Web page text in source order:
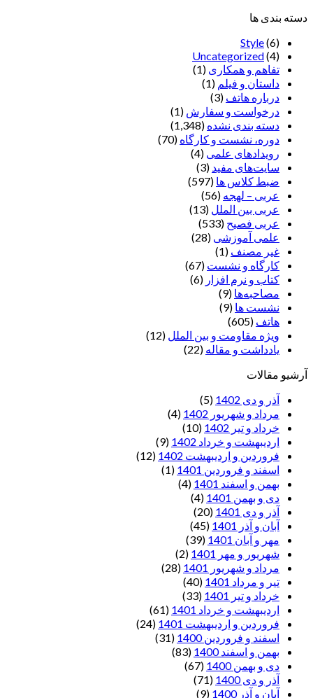
دسته بندی ها
Style(6)
Uncategorized(4)
تفاهم و همکاری (1)
داستان و فیلم (1)
درباره هاتف (3)
درخواست و سفارش (1)
دسته بندی نشده (1,348)
دوره، نشست و کارگاه (70)
رویدادهای علمی (4)
سایت‌های مفید (3)
ضبط کلاس ها (597)
عربی – لهجه (56)
عربی بین الملل (13)
عربی فصیح (533)
علمی آموزشی (28)
غير مصنف (1)
کارگاه و نشست (67)
کتاب و نرم افزار (6)
مصاحبه‌ها (9)
نشست ها (9)
هاتف (605)
ویژه مقاومت و بین الملل (12)
یادداشت‌ و مقاله (22)
آرشیو مقالات
آذر و دی 1402
(5)
مرداد و شهریور 1402
(4)
خرداد و تیر 1402
(10)
اردیبهشت و خرداد 1402
(9)
فروردین و اردیبهشت 1402
(12)
اسفند و فروردین 1401
(1)
بهمن و اسفند 1401
(4)
دی و بهمن 1401
(4)
آذر و دی 1401
(20)
آبان و آذر 1401
(45)
مهر و آبان 1401
(39)
شهریور و مهر 1401
(2)
مرداد و شهریور 1401
(28)
تیر و مرداد 1401
(40)
خرداد و تیر 1401
(33)
اردیبهشت و خرداد 1401
(61)
فروردین و اردیبهشت 1401
(24)
اسفند و فروردین 1400
(31)
بهمن و اسفند 1400
(83)
دی و بهمن 1400
(67)
آذر و دی 1400
(71)
آبان و آذر 1400
(9)